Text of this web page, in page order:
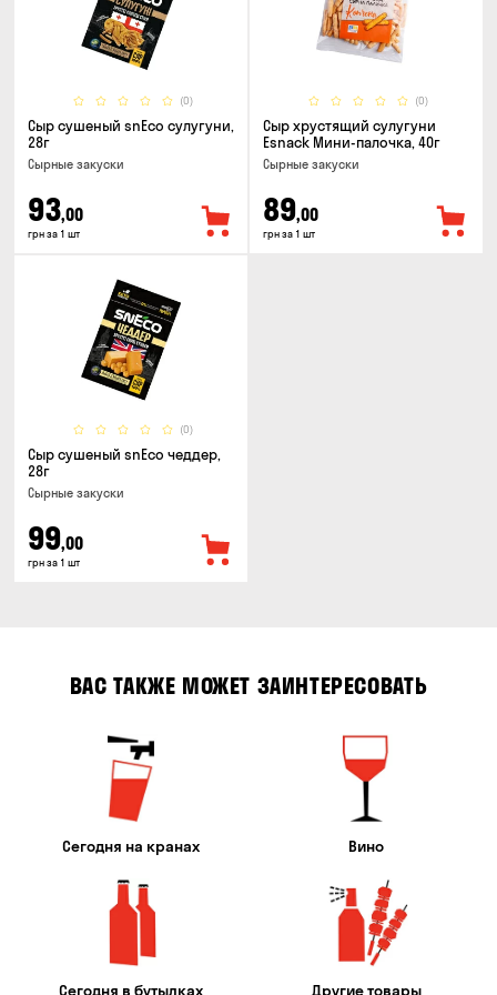
(0)
Сыр сушеный snEco сулугуни,
28г
Cырные закуски
93,00
грн за 1 шт
(0)
Сыр хрустящий сулугуни
Esnack Мини-палочка, 40г
Cырные закуски
89,00
грн за 1 шт
(0)
Сыр сушеный snEco чеддер,
28г
Cырные закуски
99,00
грн за 1 шт
ВАС ТАКЖЕ МОЖЕТ ЗАИНТЕРЕСОВАТЬ
Сегодня на кранах Вино
Сегодня в бутылках Другие товары